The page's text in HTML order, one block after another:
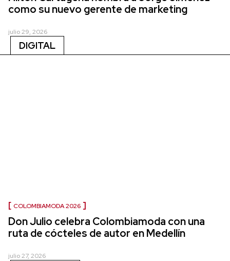
como su nuevo gerente de marketing
julio 29, 2026
DIGITAL
COLOMBIAMODA 2026
Don Julio celebra Colombiamoda con una
ruta de cócteles de autor en Medellín
julio 27, 2026